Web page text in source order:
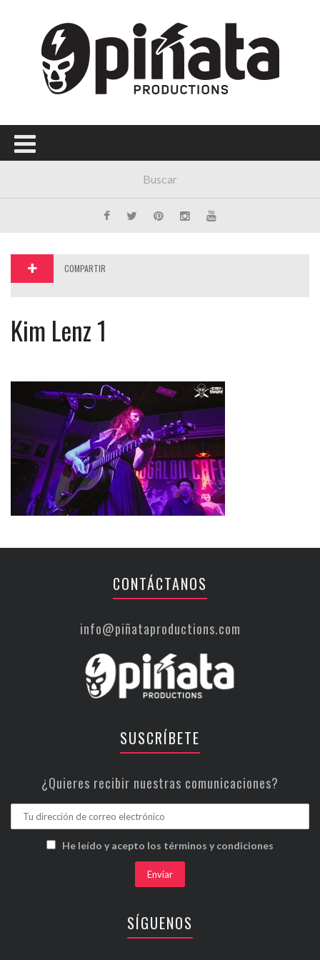
Menú Principal
PORTADA
CONCIERTOS
FESTIVALES
COMPARTIR
Kim Lenz 1
CONTÁCTANOS
info@piñataproductions.com
SUSCRÍBETE
¿Quieres recibir nuestras comunicaciones?
He leído y acepto los términos y condiciones
SÍGUENOS